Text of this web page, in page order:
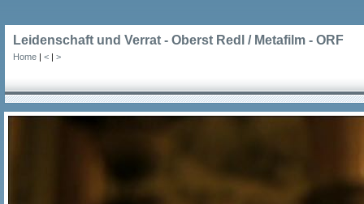
Leidenschaft und Verrat - Oberst Redl / Metafilm - ORF
Home | < | >